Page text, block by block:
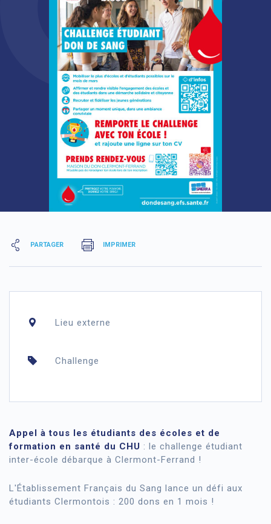
PARTAGER IMPRIMER
Lieu externe
Challenge
Appel à tous les étudiants des écoles et de
formation en santé du CHU : le challenge étudiant
inter-école débarque à Clermont-Ferrand !
L'Établissement Français du Sang lance un défi aux
étudiants Clermontois : 200 dons en 1 mois !